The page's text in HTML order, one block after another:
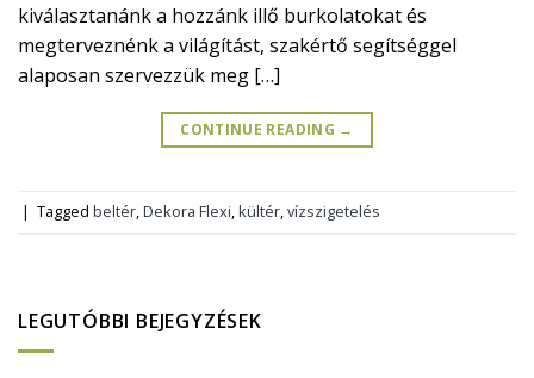
kiválasztanánk a hozzánk illő burkolatokat és
megterveznénk a világítást, szakértő segítséggel
alaposan szervezzük meg […]
CONTINUE READING →
| Tagged beltér,Dekora Flexi,kültér,vízszigetelés
LEGUTÓBBI BEJEGYZÉSEK